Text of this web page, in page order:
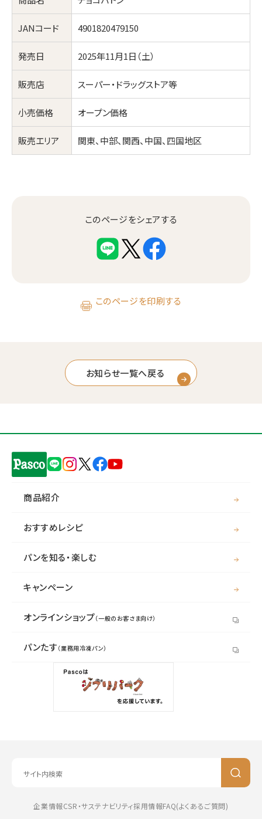
JANコード 4901820479150
発売日 2025年11月1日（土）
販売店 スーパー・ドラッグストア等
小売価格 オープン価格
販売エリア 関東、中部、関西、中国、四国地区
このページをシェアする
このページを印刷する
お知らせ一覧へ戻る
商品紹介
おすすめレシピ
パンを知る・楽しむ
キャンペーン
オンラインショップ（一般のお客さま向け）
パンたす （業務用冷凍パン）
企業情報CSR・サステナビリティ採用情報FAQ(よくあるご質問)